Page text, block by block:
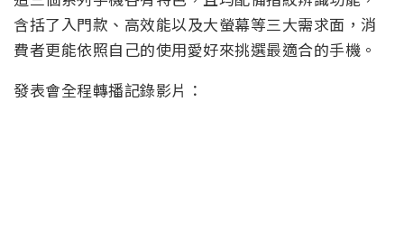
含括了入門款、高效能以及大螢幕等三大需求面，消
費者更能依照自己的使用愛好來挑選最適合的手機。
發表會全程轉播記錄影片：